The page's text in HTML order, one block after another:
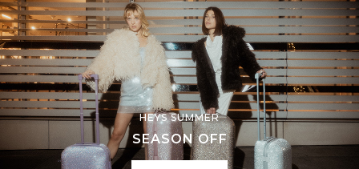
HEYS SUMMER
SEASON OFF